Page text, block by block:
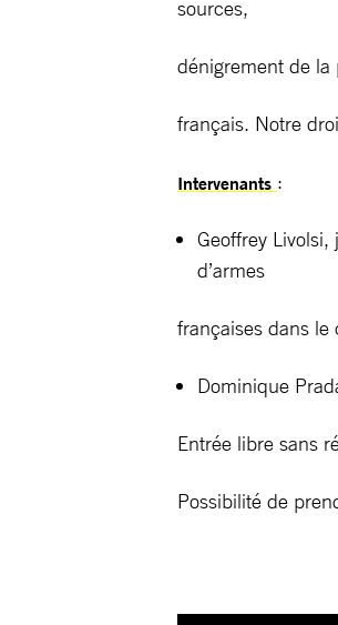
sources,
dénigrement de la
français. Notre
Intervenants :
Geoffrey
d’armes
françaises dans le
Dominique
Entrée libre sans
Possibilité de